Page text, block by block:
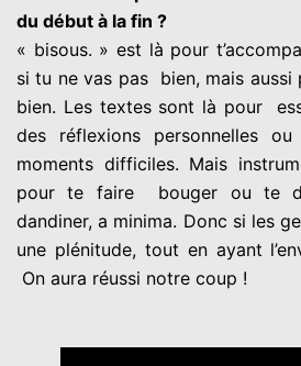
du début à la fin ?
« bisous. » est là pour
si tu ne vas pas bien, mais
bien. Les textes sont là pour
des réflexions personnelles
moments difficiles. Mais
pour te faire
bouger ou te
dandiner, a minima. Donc si les
une plénitude, tout en ayant
On aura réussi notre coup !